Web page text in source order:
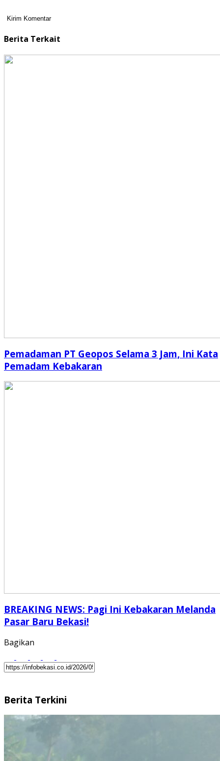
Berita Terkait
Pemadaman PT Geopos Selama 3 Jam, Ini Kata
Pemadam Kebakaran
BREAKING NEWS: Pagi Ini Kebakaran Melanda
Pasar Baru Bekasi!
Bagikan
Berita Terkini